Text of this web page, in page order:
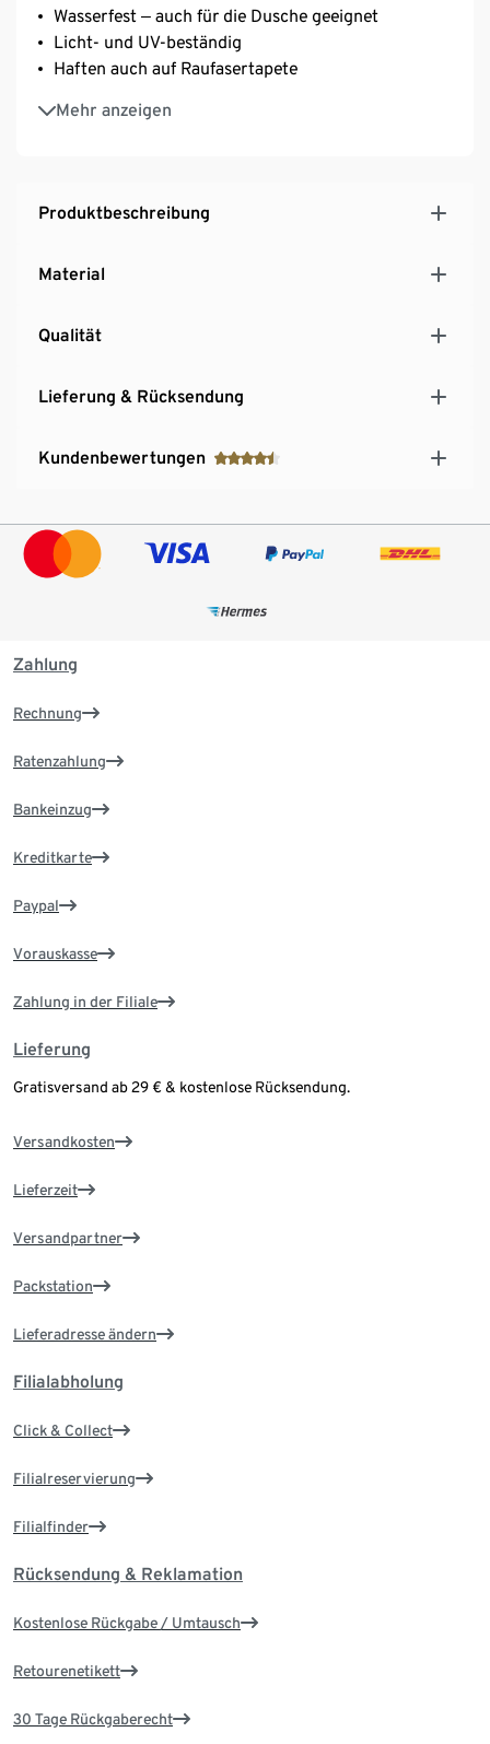
Wasserfest ‒ auch für die Dusche geeignet
Licht- und UV-beständig
Haften auch auf Raufasertapete
Mehr anzeigen
Rückstandslos ablösbar
Produktbeschreibung
Material
Qualität
Lieferung & Rücksendung
Kundenbewertungen
Zahlung
Rechnung
Ratenzahlung
Bankeinzug
Kreditkarte
Paypal
Vorauskasse
Zahlung in der Filiale
Lieferung
Gratisversand ab 29 € & kostenlose Rücksendung.
Versandkosten
Lieferzeit
Versandpartner
Packstation
Lieferadresse ändern
Filialabholung
Click & Collect
Filialreservierung
Filialfinder
Rücksendung & Reklamation
Kostenlose Rückgabe / Umtausch
Retourenetikett
30 Tage Rückgaberecht